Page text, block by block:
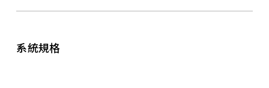
系統規格